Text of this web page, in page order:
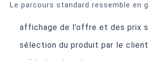
Le parcours standard ressemble en
affichage de l’offre et des prix
sélection du produit par le